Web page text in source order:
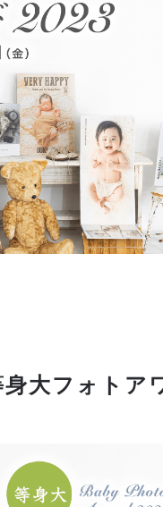
大フォトア